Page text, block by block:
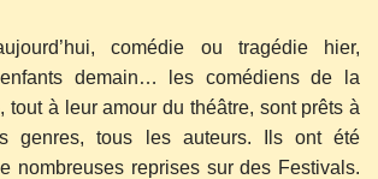
comédie ou tragédie hier,
demain… les comédiens de la
tout à leur amour du théâtre, sont prêts à
genres, tous les auteurs. Ils ont été
nombreuses reprises sur des Festivals.